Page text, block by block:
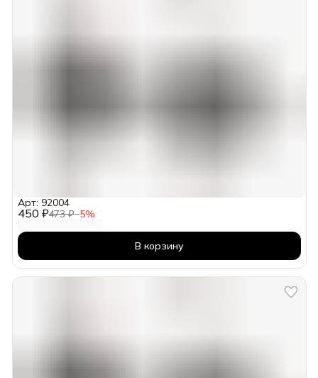
450 ₽473 ₽−5%
Арт: 92004
В корзину